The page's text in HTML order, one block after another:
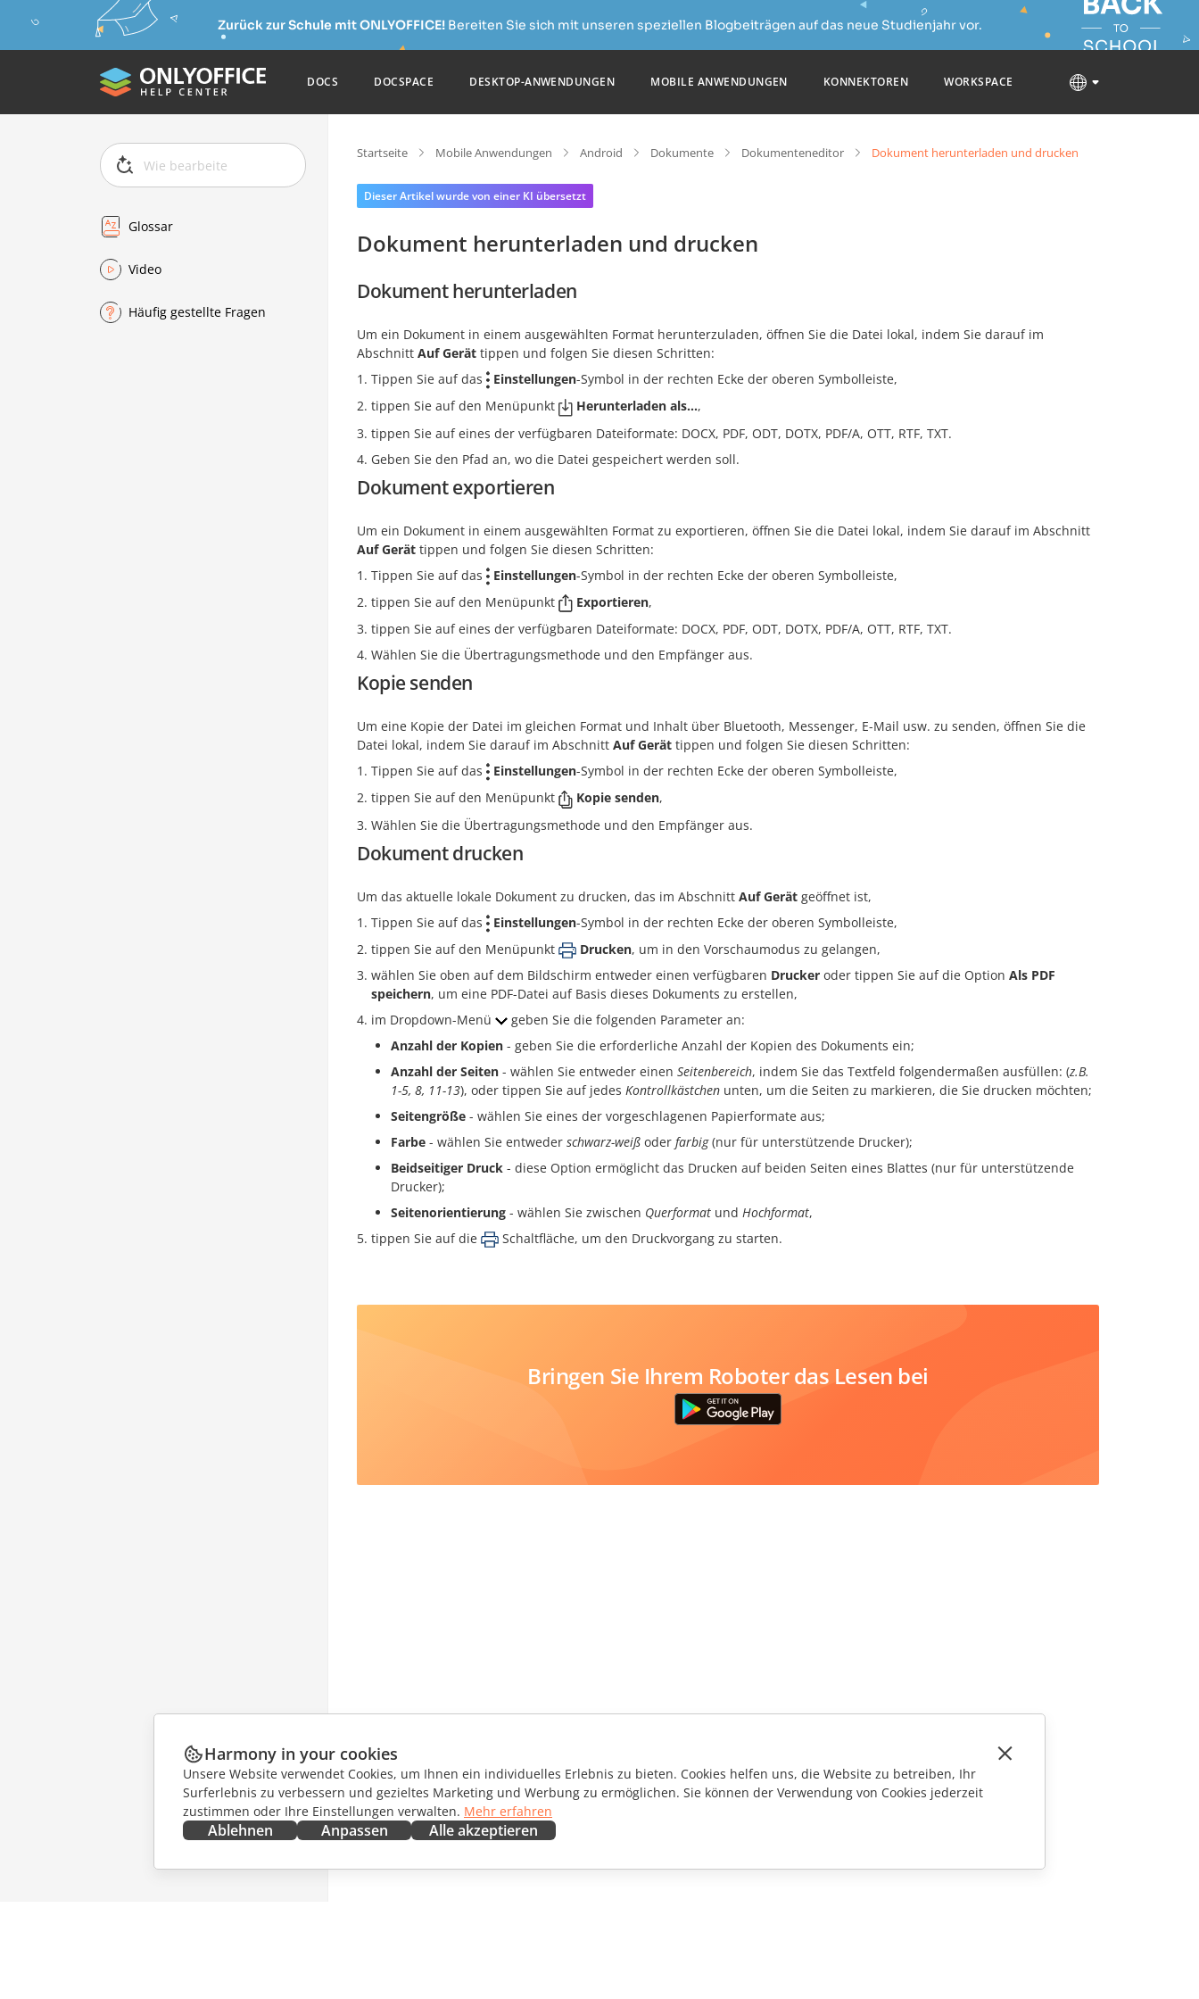
Zurück zur Schule mit ONLYOFFICE!Bereiten Sie sich mit unseren speziellen Blogbeiträgen auf das neue Studienjahr vor.
DOCS DOCSPACE DESKTOP-ANWENDUNGEN MOBILE ANWENDUNGEN KONNEKTOREN WORKSPACE
Glossar
Video
Häufig gestellte Fragen
Startseite Mobile Anwendungen Android Dokumente Dokumenteneditor Dokument herunterladen und drucken
Dieser Artikel wurde von einer KI übersetzt
Dokument herunterladen und drucken
Dokument herunterladen
Um ein Dokument in einem ausgewählten Format herunterzuladen, öffnen Sie die Datei lokal, indem Sie darauf im
Abschnitt Auf Gerät tippen und folgen Sie diesen Schritten:
Tippen Sie auf das
Einstellungen-Symbol in der rechten Ecke der oberen Symbolleiste,
tippen Sie auf den Menüpunkt
Herunterladen als...,
tippen Sie auf eines der verfügbaren Dateiformate: DOCX, PDF, ODT, DOTX, PDF/A, OTT, RTF, TXT.
Geben Sie den Pfad an, wo die Datei gespeichert werden soll.
Dokument exportieren
Um ein Dokument in einem ausgewählten Format zu exportieren, öffnen Sie die Datei lokal, indem Sie darauf im Abschnitt
Auf Gerät tippen und folgen Sie diesen Schritten:
Tippen Sie auf das
Einstellungen-Symbol in der rechten Ecke der oberen Symbolleiste,
tippen Sie auf den Menüpunkt
Exportieren,
tippen Sie auf eines der verfügbaren Dateiformate: DOCX, PDF, ODT, DOTX, PDF/A, OTT, RTF, TXT.
Wählen Sie die Übertragungsmethode und den Empfänger aus.
Kopie senden
Um eine Kopie der Datei im gleichen Format und Inhalt über Bluetooth, Messenger, E-Mail usw. zu senden, öffnen Sie die
Datei lokal, indem Sie darauf im Abschnitt Auf Gerät tippen und folgen Sie diesen Schritten:
Tippen Sie auf das
Einstellungen-Symbol in der rechten Ecke der oberen Symbolleiste,
tippen Sie auf den Menüpunkt
Kopie senden,
Wählen Sie die Übertragungsmethode und den Empfänger aus.
Dokument drucken
Um das aktuelle lokale Dokument zu drucken, das im Abschnitt Auf Gerät geöffnet ist,
Tippen Sie auf das
Einstellungen-Symbol in der rechten Ecke der oberen Symbolleiste,
tippen Sie auf den Menüpunkt
Drucken, um in den Vorschaumodus zu gelangen,
wählen Sie oben auf dem Bildschirm entweder einen verfügbaren Drucker oder tippen Sie auf die Option Als PDF
speichern, um eine PDF-Datei auf Basis dieses Dokuments zu erstellen,
im Dropdown-Menü
geben Sie die folgenden Parameter an:
Anzahl der Kopien - geben Sie die erforderliche Anzahl der Kopien des Dokuments ein;
Anzahl der Seiten - wählen Sie entweder einen Seitenbereich, indem Sie das Textfeld folgendermaßen ausfüllen: (z.B.
1-5, 8, 11-13), oder tippen Sie auf jedes Kontrollkästchen unten, um die Seiten zu markieren, die Sie drucken möchten;
Seitengröße - wählen Sie eines der vorgeschlagenen Papierformate aus;
Farbe - wählen Sie entweder schwarz-weiß oder farbig(nur für unterstützende Drucker);
Beidseitiger Druck - diese Option ermöglicht das Drucken auf beiden Seiten eines Blattes (nur für unterstützende
Drucker);
Seitenorientierung - wählen Sie zwischen Querformat und Hochformat,
tippen Sie auf die
Schaltfläche, um den Druckvorgang zu starten.
Bringen Sie Ihrem Roboter das Lesen bei
Harmony in your cookies
Unsere Website verwendet Cookies, um Ihnen ein individuelles Erlebnis zu bieten. Cookies helfen uns, die Website zu betreiben, Ihr
Surferlebnis zu verbessern und gezieltes Marketing und Werbung zu ermöglichen. Sie können der Verwendung von Cookies jederzeit
zustimmen oder Ihre Einstellungen verwalten. Mehr erfahren
Ablehnen Anpassen Alle akzeptieren